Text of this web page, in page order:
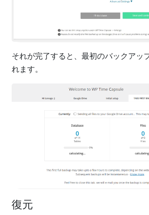
それが完了すると、最初のバックアッ
れます。
復元